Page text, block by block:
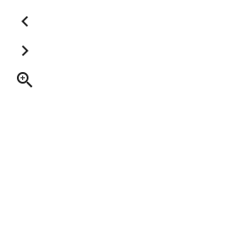


